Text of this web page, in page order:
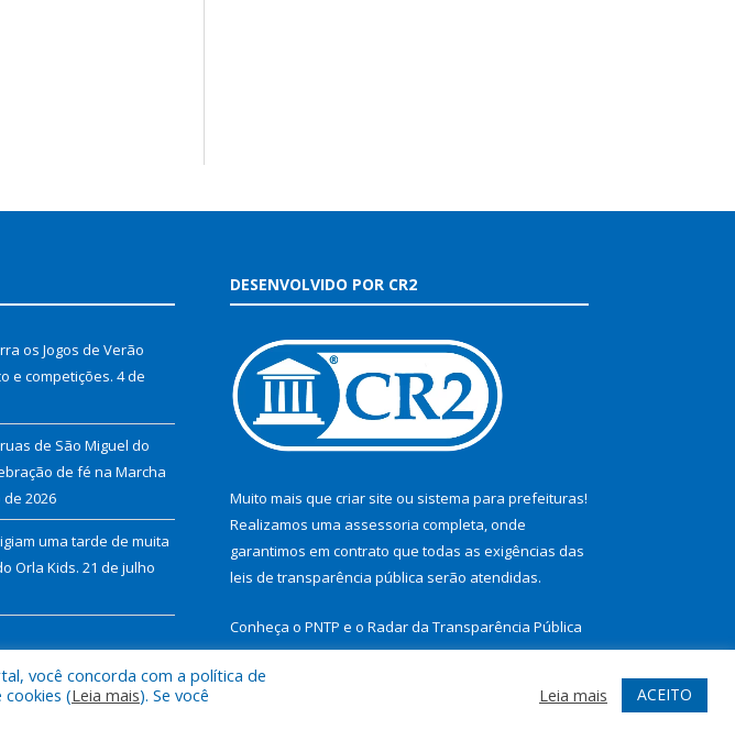
os Jogos de Verão
e competições. 4 de
de São Miguel do
de fé na Marcha
2026
uma tarde de muita
Orla Kids. 21 de julho
DESENVOLVIDO POR CR2
Muito mais que criar site ou sistema para prefeituras!
Realizamos uma assessoria completa, onde
garantimos em contrato que todas as exigências das
leis de transparência pública serão atendidas.
Conheça o PNTP e o Radar da Transparência Pública
você concorda com a política de
(Leia mais). Se você
Leia mais ACEITO